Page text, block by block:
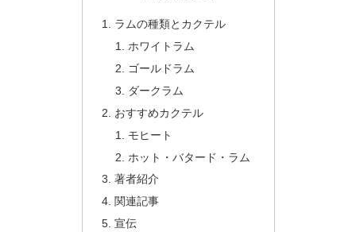
ラムの種類とカクテル
ホワイトラム
ゴールドラム
ダークラム
おすすめカクテル
モヒート
ホット・バタード・ラム
著者紹介
関連記事
宣伝